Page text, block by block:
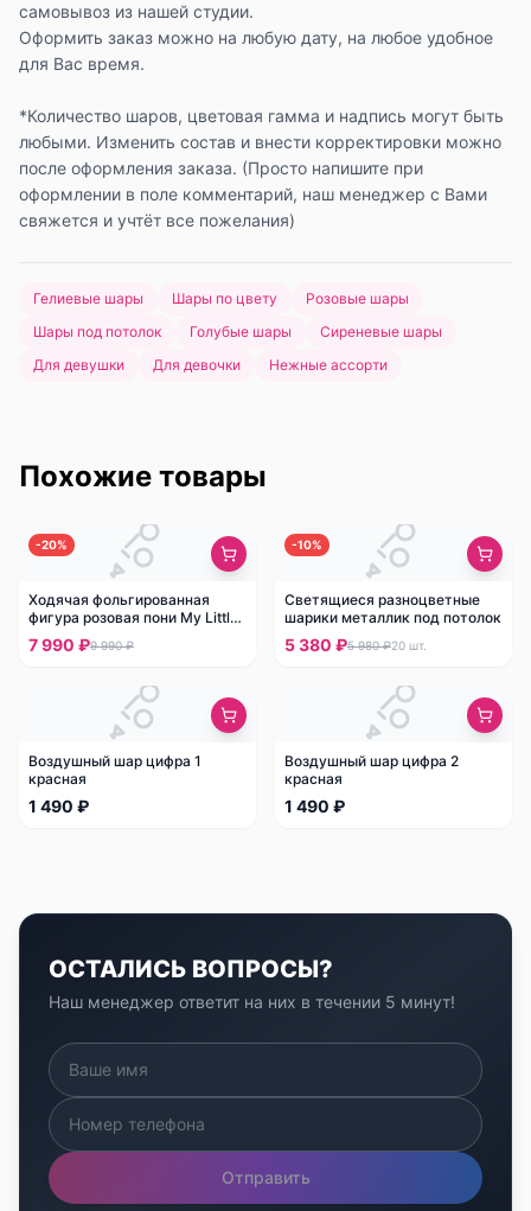
самовывоз из нашей студии.
Оформить заказ можно на любую дату, на любое удобное
для Вас время.
*Количество шаров, цветовая гамма и надпись могут быть
любыми. Изменить состав и внести корректировки можно
после оформления заказа. (Просто напишите при
оформлении в поле комментарий, наш менеджер с Вами
свяжется и учтёт все пожелания)
Гелиевые шары Шары по цвету
Розовые шары
Шары под потолок
Голубые шары
Сиреневые шары
Для девушки
Для девочки Нежные ассорти
Похожие товары
-20%
Ходячая фольгированная
фигура розовая пони My Little
Pony
7 990 ₽9 990 ₽
-10%
Светящиеся разноцветные
шарики металлик под потолок
5 380 ₽5 980 ₽20 шт.
Воздушный шар цифра 1
красная
1 490 ₽
Воздушный шар цифра 2
красная
1 490 ₽
ОСТАЛИСЬ ВОПРОСЫ?
Наш менеджер ответит на них в течении 5 минут!
Отправить